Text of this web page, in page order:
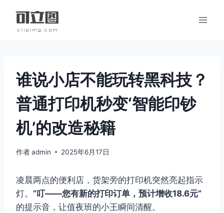
谁说小店不能玩转黑科技？
普通打印机秒变‘智能印钞
机’的改造秘籍
作者admin 2025年6月17日
凌晨两点的便利店，货架旁的打印机突然亮起指示
灯。 “叮——您有新的打印订单，预计增收18.6元”
的提示音，让值夜班的小王瞬间清醒。